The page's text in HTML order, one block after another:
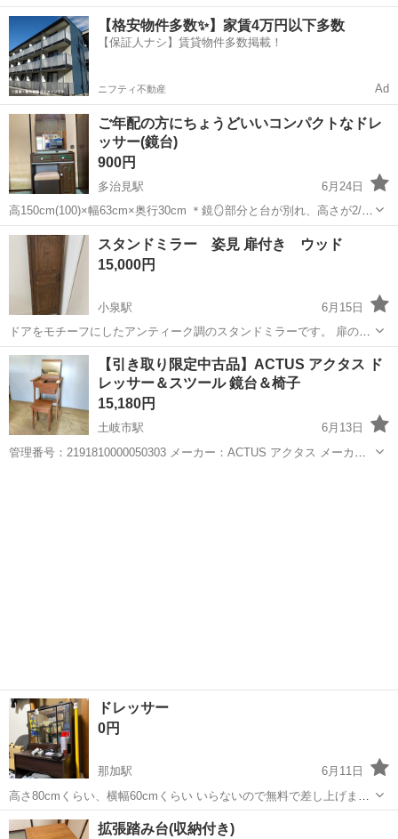
度あり！ワンルーム寮完備！マイカー通勤OK！無料駐車場あり！《三
重県伊勢市》 人気の工場のお仕事 ◇タイヤの製造◇ トラック・バ
ス・RV車用を中心とした...
三重 伊勢市 山田上口駅 その他
【格安物件多数✨】家賃4万円以下多数
【保証人ナシ】賃貸物件多数掲載！
ニフティ不動産 Ad
ご年配の方にちょうどいいコンパクトなドレ
ッサー(鏡台)
900円
多治見駅
6月24日
高150cm(100)×幅63cm×奥行30cm ＊鏡🪞部分と台が別れ、高さが2/3
になります。 椅子 高38cm×幅32cm×28cm 写真にあるようなコンパ
クト、軽量なドレッサーです。 引き出しのノブを取替えたり、...
岐阜 多治見市 多治見駅 ドレッサー 鏡台
スタンドミラー 姿見 扉付き ウッド
15,000円
小泉駅
6月15日
ドアをモチーフにしたアンティーク調のスタンドミラーです。 扉の内
側にフックとバーがあるため、小物を置いておくこともできます。 扉
を閉てインテリアとしても使えます。 ＜サイズ＞ W45×D45×H134cm
程度
岐阜 多治見市 小泉駅 ドレッサー
【引き取り限定中古品】ACTUS アクタス ド
レッサー＆スツール 鏡台＆椅子
15,180円
土岐市駅
6月13日
管理番号：2191810000050303 メーカー：ACTUS アクタス メーカー
ドレッサー
0円
那加駅
6月11日
高さ80cmくらい、横幅60cmくらい いらないので無料で差し上げま
す。 引き取り限定です。6月中に引き取り現れなければ処分 ドレッサ
ーとしては一度も使用せず、荷物置きになってました。
岐阜 各務原市 那加駅 ドレッサー
拡張踏み台(収納付き)